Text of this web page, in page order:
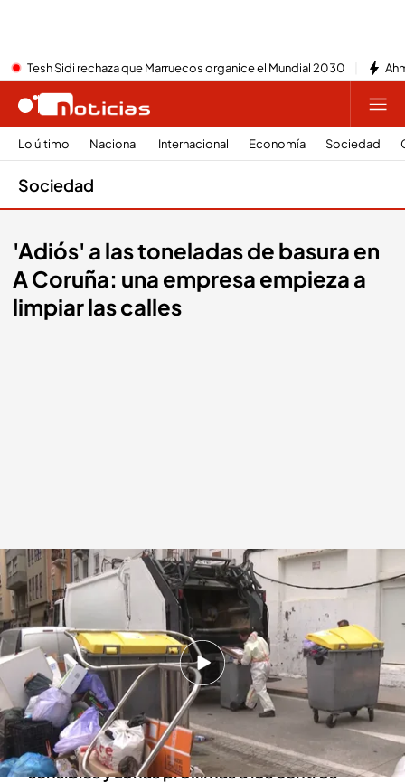
Tesh Sidi rechaza que Marruecos organice el Mundial 2030
Lo último Nacional Internacional Economía Sociedad
Sociedad
'Adiós' a las toneladas de basura en
A Coruña: una empresa empieza a
limpiar las calles
Empiezan a limpiar las calles de A Coruña
Redacción digital Noticias Cuatro
25 JUL 2024 - 14:53h.
El ayuntamiento ha contratado a la empresa
‘Valoriza’ para quitar las toneladas de basura
La limpieza se está haciendo en puntos
sensibles y zonas próximas a los centros